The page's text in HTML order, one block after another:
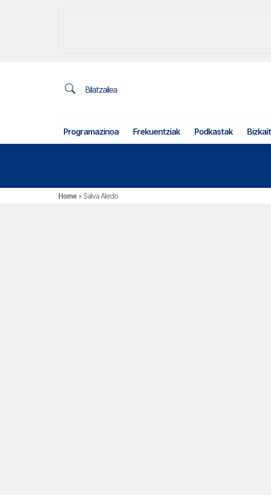
Bilatzailea
Programazinoa Frekuentziak Podkastak
Home »Salva Aledo